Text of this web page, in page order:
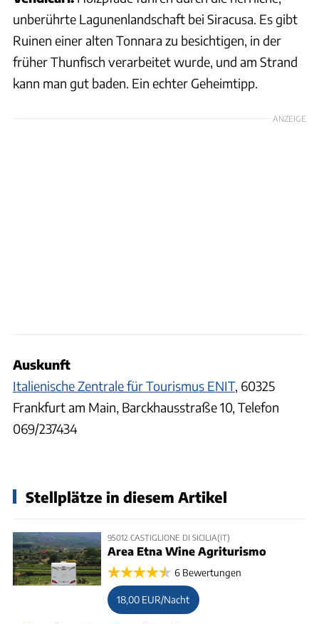
unberührte Lagunenlandschaft bei Siracusa. Es gibt
Ruinen einer alten Tonnara zu besichtigen, in der
früher Thunfisch verarbeitet wurde, und am Strand
kann man gut baden. Ein echter Geheimtipp.
ANZEIGE
Auskunft
Italienische Zentrale für Tourismus ENIT, 60325
Frankfurt am Main, Barckhausstraße 10, Telefon
069/237434
Stellplätze in diesem Artikel
95012 CASTIGLIONE DI SICILIA(IT)
Area Etna Wine Agriturismo
6 Bewertungen
18,00 EUR/Nacht